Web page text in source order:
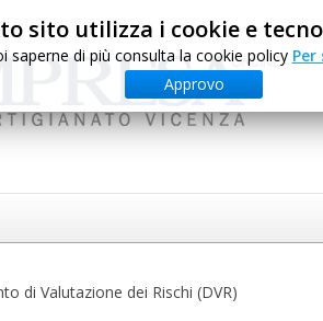
sito utilizza i cookie e
saperne di più consulta la cookie policy
Approvo
di Valutazione dei Rischi (DVR)